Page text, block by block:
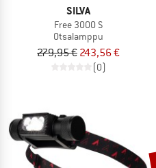
SILVA
Free 3000 S
Otsalamppu
279,95 € 243,56 €
(0)